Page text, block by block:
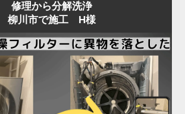
一つです。
の故障ではなく「洗濯機内部の排水
や繊維くずが詰まっていることが大
でしょうか？
市販のクリーナーや外部からの掃除
所で発生しているため、解決には
欠です。
修理から分解洗浄
柳川市で施工 H様